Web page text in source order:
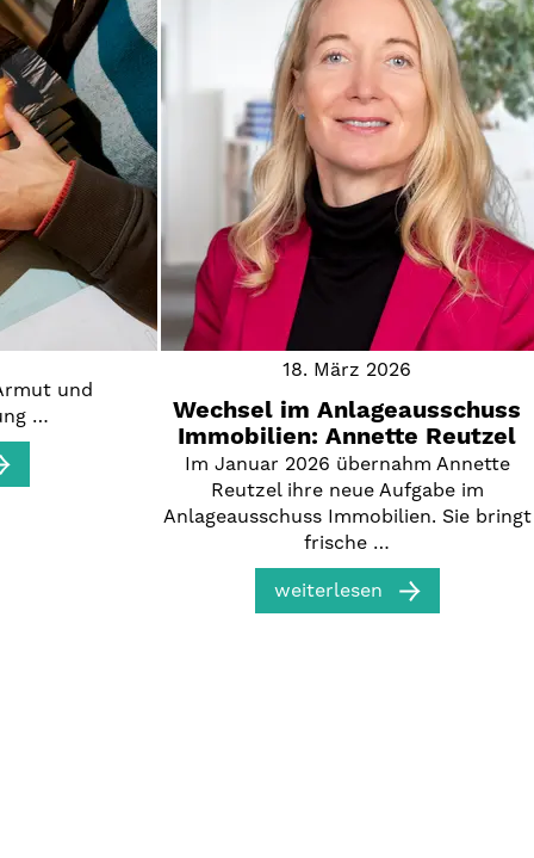
und
…
18. März 2026
Wechsel im Anlageausschuss
Immobilien: Annette Reutzel
Im Januar 2026 übernahm Annette
Reutzel ihre neue Aufgabe im
Anlageausschuss Immobilien. Sie bringt
frische …
weiterlesen